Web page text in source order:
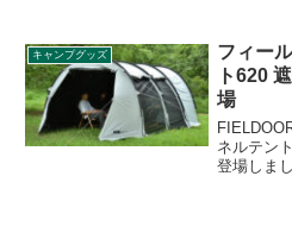
ッチオー
使いやす
ビューし
キャンプグッズ
フィー
ト620
場
ネルテン
登場しま